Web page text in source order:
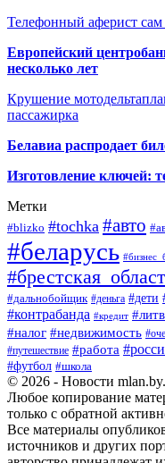
Телефонный аферист
Европейский
несколько лет
Крушение
пассажирка
Белавиа распродает
Изготовление ключей:
Метки
#blizko #tochka #авто
#беларусь
#дальнобойщик #деньга #дети
#контрабанда #кредит
#налог #недвижимость
#путешествие #работа
#футбол #школа
© 2026 - Новости
Любое копирование
только с обратной
Все материалы
источников и других